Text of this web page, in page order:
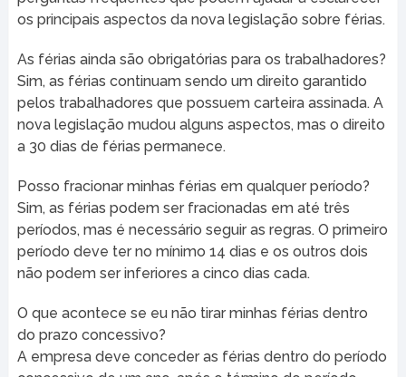
os principais aspectos da nova legislação sobre férias.
As férias ainda são obrigatórias para os trabalhadores?
Sim, as férias continuam sendo um direito garantido
pelos trabalhadores que possuem carteira assinada. A
nova legislação mudou alguns aspectos, mas o direito
a 30 dias de férias permanece.
Posso fracionar minhas férias em qualquer período?
Sim, as férias podem ser fracionadas em até três
períodos, mas é necessário seguir as regras. O primeiro
período deve ter no mínimo 14 dias e os outros dois
não podem ser inferiores a cinco dias cada.
O que acontece se eu não tirar minhas férias dentro
do prazo concessivo?
A empresa deve conceder as férias dentro do período